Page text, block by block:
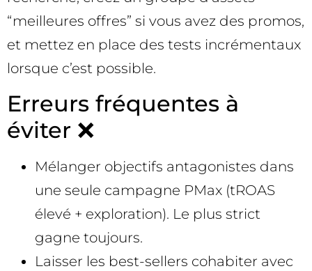
“meilleures offres” si vous avez des promos,
et mettez en place des tests incrémentaux
lorsque c’est possible.
Erreurs fréquentes à
éviter ❌
Mélanger objectifs antagonistes dans
une seule campagne PMax (tROAS
élevé + exploration). Le plus strict
gagne toujours.
Laisser les best-sellers cohabiter avec